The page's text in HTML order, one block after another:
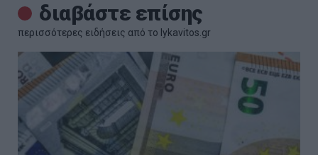
διαβάστε επίσης
περισσότερες ειδήσεις από το lykavitos.gr